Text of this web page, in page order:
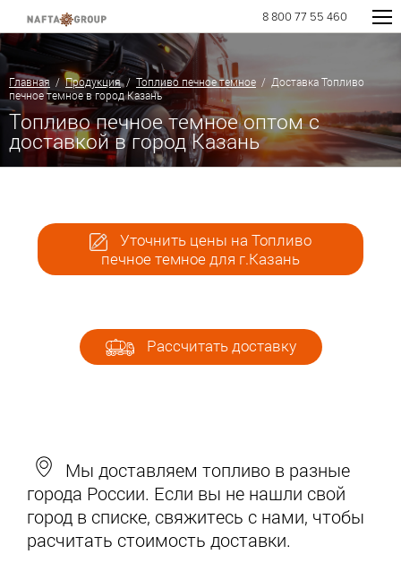
8 800 77 55 460
Главная /Продукция/ Топливо печное темное / Доставка Топливо
печное темное в город Казань
Топливо печное темное оптом с
доставкой в город Казань
Уточнить цены на Топливо
печное темное для г.Казань
Рассчитать доставку
Мы доставляем топливо в разные
города России. Если вы не нашли свой
город в списке, свяжитесь с нами, чтобы
расчитать стоимость доставки.